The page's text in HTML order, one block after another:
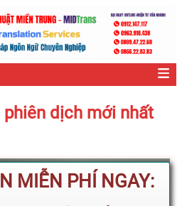
dịch mới nhất
MIỄN PHÍ NGAY: